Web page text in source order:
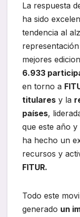
La respuesta
ha sido
tendencia al
mejores
6.933
en torno a
titulares y la
países,
que este año y
ha hecho un
recursos y
FITUR.
Todo este
generado un